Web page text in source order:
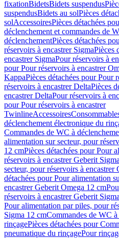
fixationBidetsBidets suspendus
suspendusBidets au solPièces
solAccessoiresPièces détachées
déclenchement et commandes de
déclenchementPièces détachées
réservoirs à encastrer SigmaPièces
encastrer SigmaPour réservoirs à
pour Pour réservoirs à encastrer
KappaPièces détachées pour Pour
réservoirs à encastrer DeltaPièces
encastrer DeltaPour réservoirs à
pour Pour réservoirs à encastrer
TwinlineAccessoires
déclenchement électronique du
Commandes de WC à
alimentation sur secteur, pour
12 cmPièces détachées pour Pour
réservoirs à encastrer Geberit
secteur, pour réservoirs à
détachées pour Pour alimentation
encastrer Geberit Omega 12 cm
réservoirs à encastrer Geberit
Pour alimentation par piles, pour
Sigma 12 cmCommandes de WC
rinçagePièces détachées pour
pneumatique du rinçagePour